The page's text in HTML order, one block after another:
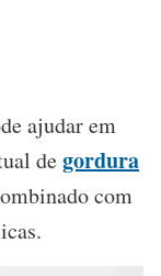
ajudar em
degordura
com